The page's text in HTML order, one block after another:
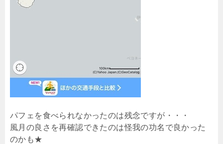
パフェを食べられなかったのは残念ですが・・・
風月の良さを再確認できたのは怪我の功名で良かった
のかも★